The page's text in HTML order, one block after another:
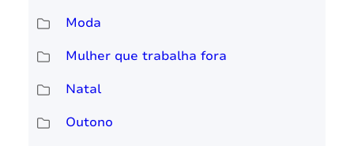
Moda
Mulher que trabalha fora
Natal
Outono